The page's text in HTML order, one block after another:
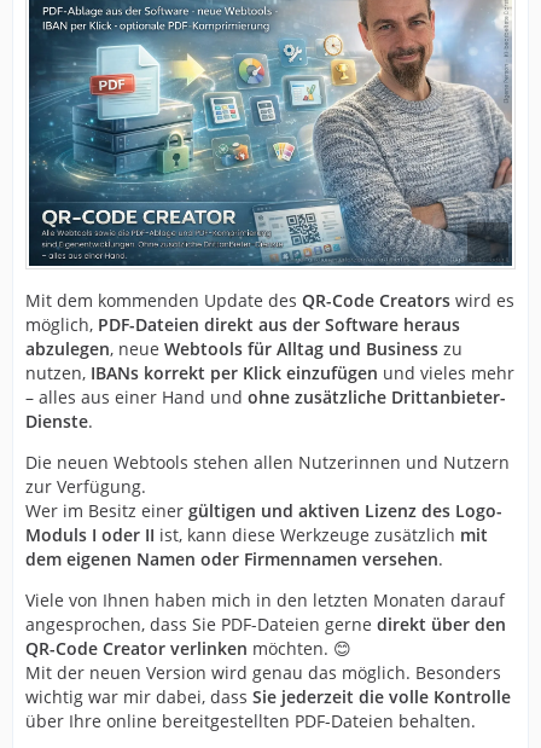
Mit dem kommenden Update des QR-Code Creators wird es
möglich, PDF-Dateien direkt aus der Software heraus
abzulegen, neue Webtools für Alltag und Business zu
nutzen, IBANs korrekt per Klick einzufügen und vieles mehr
– alles aus einer Hand und ohne zusätzliche Drittanbieter-
Dienste.
Die neuen Webtools stehen allen Nutzerinnen und Nutzern
zur Verfügung.
Wer im Besitz einer gültigen und aktiven Lizenz des Logo-
Moduls I oder II ist, kann diese Werkzeuge zusätzlich mit
dem eigenen Namen oder Firmennamen versehen.
Viele von Ihnen haben mich in den letzten Monaten darauf
angesprochen, dass Sie PDF-Dateien gerne direkt über den
QR-Code Creator verlinken möchten. 😊
Mit der neuen Version wird genau das möglich. Besonders
wichtig war mir dabei, dass Sie jederzeit die volle Kontrolle
über Ihre online bereitgestellten PDF-Dateien behalten.